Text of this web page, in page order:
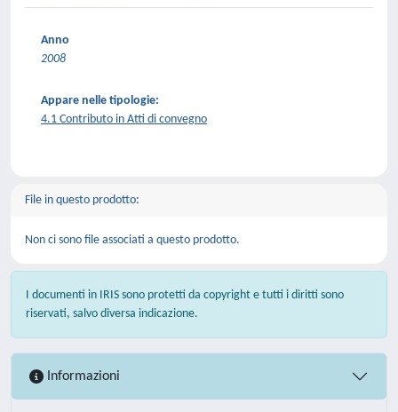
Anno
2008
Appare nelle tipologie:
4.1 Contributo in Atti di convegno
File in questo prodotto:
Non ci sono file associati a questo prodotto.
I documenti in IRIS sono protetti da copyright e tutti i diritti sono
riservati, salvo diversa indicazione.
Informazioni